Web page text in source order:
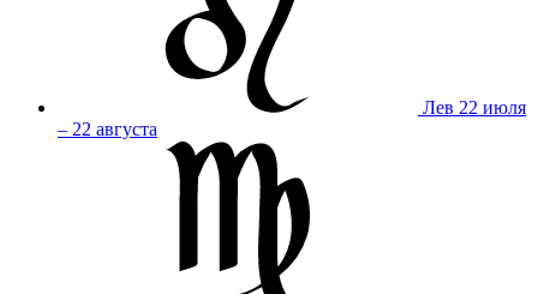
Лев 22 июля
– 22 августа